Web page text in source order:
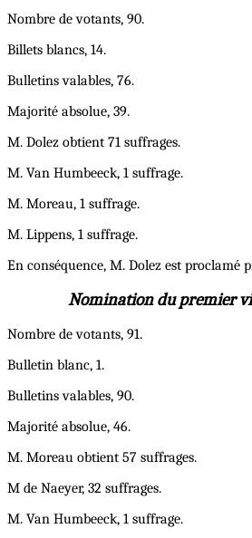
Nombre de votants, 90.
Billets blancs, 14.
Bulletins valables, 76.
Majorité absolue, 39.
M. Dolez obtient 71 suffrages.
M. Van Humbeeck, 1 suffrage.
M. Moreau, 1 suffrage.
M. Lippens, 1 suffrage.
En conséquence, M. Dolez est proclamé
Nomination du premier
Nombre de votants, 91.
Bulletin blanc, 1.
Bulletins valables, 90.
Majorité absolue, 46.
M. Moreau obtient 57 suffrages.
M de Naeyer, 32 suffrages.
M. Van Humbeeck, 1 suffrage.